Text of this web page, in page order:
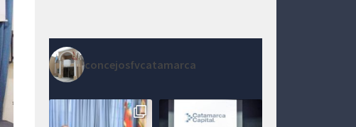
concejosfvcatamarca